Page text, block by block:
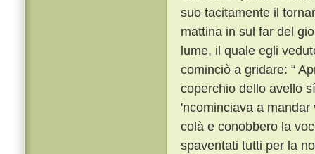
suo tacitamente il
mattina in sul far del
lume, il quale egli
cominciò a gridare: “
coperchio dello avello
'ncominciava a
colà e conobbero la
spaventati tutti per la